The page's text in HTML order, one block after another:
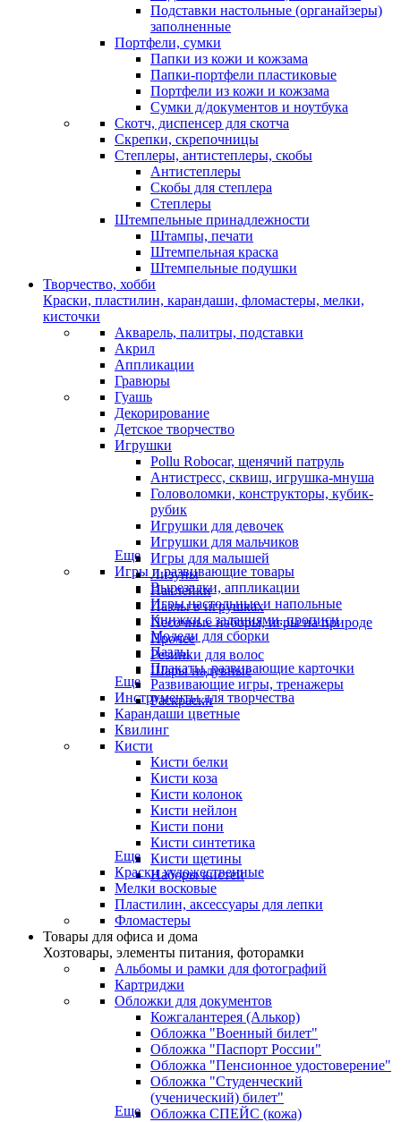
Подставки настольные (органайзеры)
заполненные
Портфели, сумки
Папки из кожи и кожзама
Папки-портфели пластиковые
Портфели из кожи и кожзама
Сумки д/документов и ноутбука
Скотч, диспенсер для скотча
Скрепки, скрепочницы
Степлеры, антистеплеры, скобы
Антистеплеры
Скобы для степлера
Степлеры
Штемпельные принадлежности
Штампы, печати
Штемпельная краска
Штемпельные подушки
Творчество, хобби
Краски, пластилин, карандаши, фломастеры, мелки,
кисточки
Акварель, палитры, подставки
Акрил
Аппликации
Гравюры
Гуашь
Декорирование
Детское творчество
Игрушки
Pollu Robocar, щенячий патруль
Антистресс, сквиш, игрушка-мнуша
Головоломки, конструкторы, кубик-
рубик
Игрушки для девочек
Игрушки для мальчиков
Игры для малышей
Лизуны
Наклейки
Пазлы в игрушках
Песочные наборы, игры на природе
Прочее
Резинки для волос
Шары надувные
Еще
Игры и развивающие товары
Вырезалки, аппликации
Игры настольные и напольные
Книжки с заданиями, прописи
Модели для сборки
Пазлы
Плакаты, развивающие карточки
Развивающие игры, тренажеры
Раскраски
Еще
Инструменты для творчества
Карандаши цветные
Квилинг
Кисти
Кисти белки
Кисти коза
Кисти колонок
Кисти нейлон
Кисти пони
Кисти синтетика
Кисти щетины
Наборы кистей
Еще
Краски художественные
Мелки восковые
Пластилин, аксессуары для лепки
Фломастеры
Товары для офиса и дома
Хозтовары, элементы питания, фоторамки
Альбомы и рамки для фотографий
Картриджи
Обложки для документов
Кожгалантерея (Алькор)
Обложка "Военный билет"
Обложка "Паспорт России"
Обложка "Пенсионное удостоверение"
Обложка "Студенческий
(ученический) билет"
Обложка СПЕЙС (кожа)
Еще